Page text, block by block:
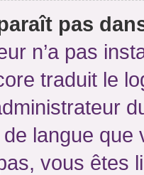
pas
n’a pas
traduit le
de langue
vous êtes